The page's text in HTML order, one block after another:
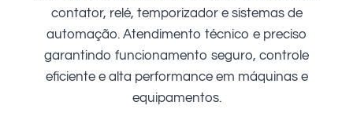
contator, relé, temporizador e sistemas de
automação. Atendimento técnico e preciso
garantindo funcionamento seguro, controle
eficiente e alta performance em máquinas e
equipamentos.